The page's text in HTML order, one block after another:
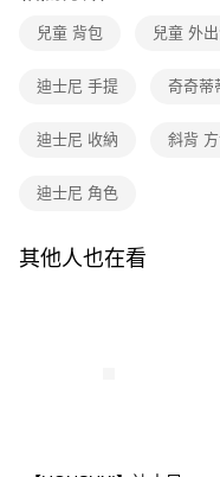
帳／街口支付／iPASS
1.本服務係由「台灣大哥大股
買賣價金債權讓與本公司後，
2.基於同意付款使用「大哥付
由本公司與您本人進行分期
２．訂單成立數日內，您將
ATM／網路銀行／等多元方
※ 請注意：結帳手續完成當
後付繳納相關費用。
是否繳費成功／繳費後需取
客戶支援中心」
【注意事項】
１．透過由恩沛科技股份有限
每筆NT$80，滿NT$699(
7-11取貨付款
每筆NT$80，滿NT$699(含
每筆NT$100，滿NT$699(
兒童 背包 兒童 外
迪士尼 手提 奇奇蒂
迪士尼 收納 斜背
迪士尼 角色
其他人也在看